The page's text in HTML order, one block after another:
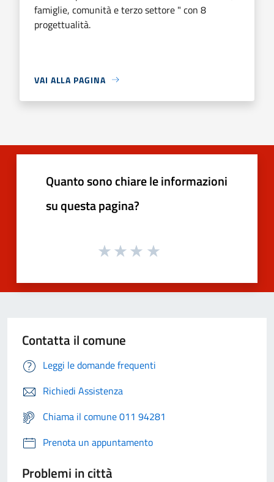
famiglie, comunità e terzo settore " con 8
progettualità.
VAI ALLA PAGINA
Quanto sono chiare le informazioni
su questa pagina?
Contatta il comune
Leggi le domande frequenti
Richiedi Assistenza
Chiama il comune 011 94281
Prenota un appuntamento
Problemi in città